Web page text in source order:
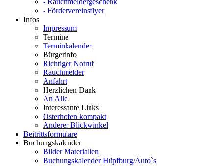
- Rauchmeldergeschenk
- Fördervereinsflyer
Infos
Impressum
Termine
Terminkalender
Bürgerinfo
Richtiger Notruf
Rauchmelder
Anfahrt
Herzlichen Dank
An Alle
Interessante Links
Osterhofen kompakt
Anderer Blickwinkel
Beitrittsformulare
Buchungskalender
Bilder Materialien
Buchungskalender Hüpfburg/Auto`s